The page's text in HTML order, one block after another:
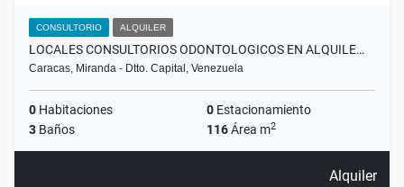
CONSULTORIO ALQUILER
LOCALES CONSULTORIOS ODONTOLOGICOS EN ALQUILE…
Caracas, Miranda - Dtto. Capital, Venezuela
0 Habitaciones 0 Estacionamiento
3 Baños 116Área m2
Alquiler